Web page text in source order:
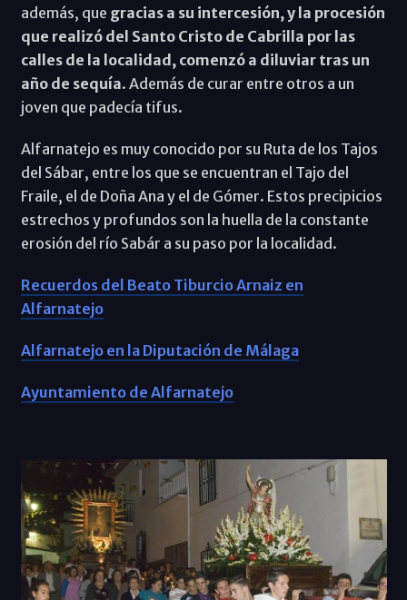
además, que gracias a su intercesión, y la procesión
que realizó del Santo Cristo de Cabrilla por las
calles de la localidad, comenzó a diluviar tras un
año de sequía. Además de curar entre otros a un
joven que padecía tifus.
Alfarnatejo es muy conocido por su Ruta de los Tajos
del Sábar, entre los que se encuentran el Tajo del
Fraile, el de Doña Ana y el de Gómer. Estos precipicios
estrechos y profundos son la huella de la constante
erosión del río Sabár a su paso por la localidad.
Recuerdos del Beato Tiburcio Arnaiz en
Alfarnatejo
Alfarnatejo en la Diputación de Málaga
Ayuntamiento de Alfarnatejo